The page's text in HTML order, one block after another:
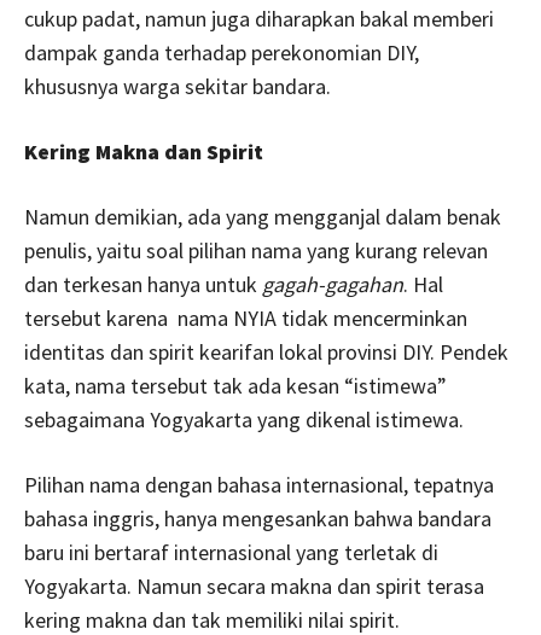
cukup padat, namun juga diharapkan bakal memberi
dampak ganda terhadap perekonomian DIY,
khususnya warga sekitar bandara.
Kering Makna dan Spirit
Namun demikian, ada yang mengganjal dalam benak
penulis, yaitu soal pilihan nama yang kurang relevan
dan terkesan hanya untuk gagah-gagahan. Hal
tersebut karena nama NYIA tidak mencerminkan
identitas dan spirit kearifan lokal provinsi DIY. Pendek
kata, nama tersebut tak ada kesan “istimewa”
sebagaimana Yogyakarta yang dikenal istimewa.
Pilihan nama dengan bahasa internasional, tepatnya
bahasa inggris, hanya mengesankan bahwa bandara
baru ini bertaraf internasional yang terletak di
Yogyakarta. Namun secara makna dan spirit terasa
kering makna dan tak memiliki nilai spirit.